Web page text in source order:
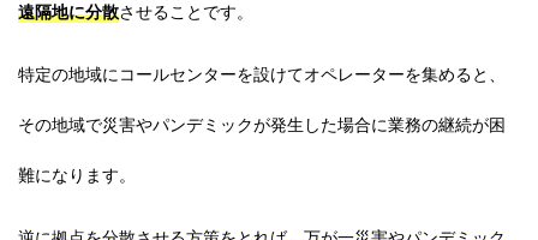
遠隔地に分散させることです。
特定の地域にコールセンターを設けてオペレーターを集めると、
その地域で災害やパンデミックが発生した場合に業務の継続が困
難になります。